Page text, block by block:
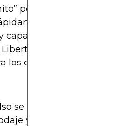
por su estilo inquieto
llamó la
capacidad para moverse
2016 fue
los ojos en él y lo fichara
se mantuvo un tiempo
y acumulando